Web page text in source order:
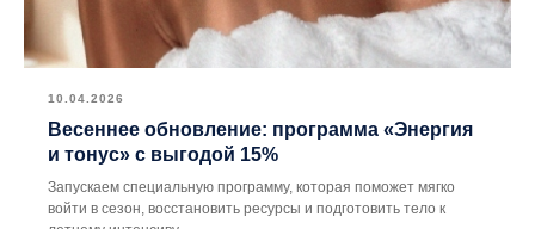
10.04.2026
Весеннее обновление: программа «Энергия
и тонус» с выгодой 15%
Запускаем специальную программу, которая поможет мягко
войти в сезон, восстановить ресурсы и подготовить тело к